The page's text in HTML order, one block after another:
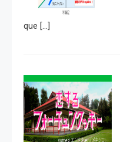
que […]